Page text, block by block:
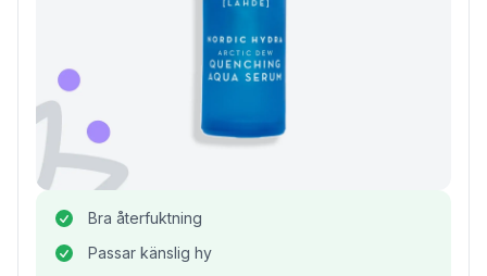
Bra återfuktning
Passar känslig hy